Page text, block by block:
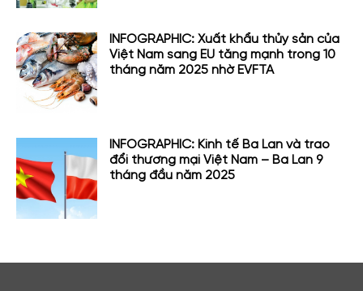
INFOGRAPHIC: Xuất khẩu thủy sản của
Việt Nam sang EU tăng mạnh trong 10
tháng năm 2025 nhờ EVFTA
INFOGRAPHIC: Kinh tế Ba Lan và trao
đổi thương mại Việt Nam – Ba Lan 9
tháng đầu năm 2025